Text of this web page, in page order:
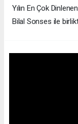
Yılın En Çok
Bilal Sonses ile